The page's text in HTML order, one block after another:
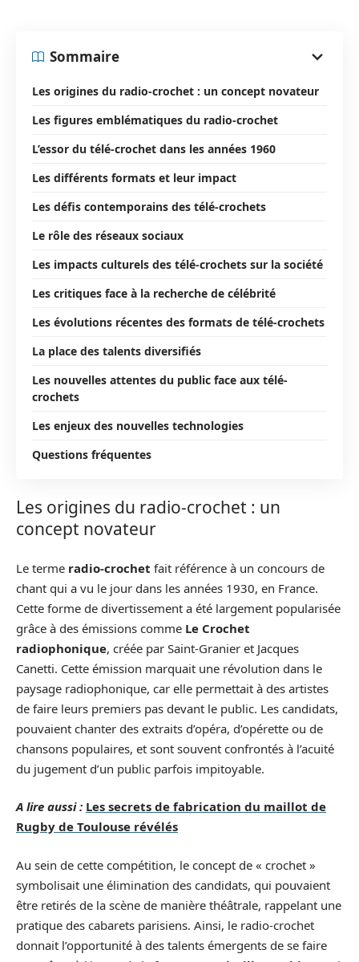
Sommaire
Les origines du radio-crochet : un concept novateur
Les figures emblématiques du radio-crochet
L’essor du télé-crochet dans les années 1960
Les différents formats et leur impact
Les défis contemporains des télé-crochets
Le rôle des réseaux sociaux
Les impacts culturels des télé-crochets sur la société
Les critiques face à la recherche de célébrité
Les évolutions récentes des formats de télé-crochets
La place des talents diversifiés
Les nouvelles attentes du public face aux télé-
crochets
Les enjeux des nouvelles technologies
Questions fréquentes
Les origines du radio-crochet : un
concept novateur
Le terme radio-crochet fait référence à un concours de
chant qui a vu le jour dans les années 1930, en France.
Cette forme de divertissement a été largement popularisée
grâce à des émissions comme Le Crochet
radiophonique, créée par Saint-Granier et Jacques
Canetti. Cette émission marquait une révolution dans le
paysage radiophonique, car elle permettait à des artistes
de faire leurs premiers pas devant le public. Les candidats,
pouvaient chanter des extraits d’opéra, d’opérette ou de
chansons populaires, et sont souvent confrontés à l’acuité
du jugement d’un public parfois impitoyable.
A lire aussi : Les secrets de fabrication du maillot de
Rugby de Toulouse révélés
Au sein de cette compétition, le concept de « crochet »
symbolisait une élimination des candidats, qui pouvaient
être retirés de la scène de manière théâtrale, rappelant une
pratique des cabarets parisiens. Ainsi, le radio-crochet
donnait l’opportunité à des talents émergents de se faire